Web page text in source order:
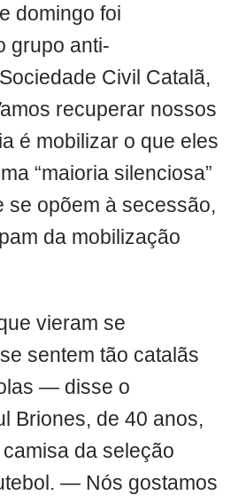
domingo foi
grupo anti-
Civil Catalã,
recuperar nossos
é mobilizar o que eles
“maioria silenciosa”
se opõem à secessão,
da mobilização
vieram se
sentem tão catalãs
— disse o
Briones, de 40 anos,
da seleção
— Nós gostamos